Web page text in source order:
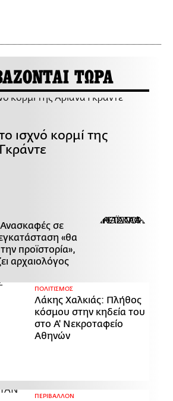
ΤΩΡΑ
ισχνό κορμί της
σε
«θα
προϊστορία»,
αρχαιολόγος
ΠΟΛΙΤΙΣΜΟΣ
Λάκης Χαλκιάς: Πλήθος
κόσμου στην κηδεία του
στο Α' Νεκροταφείο
Αθηνών
ΠΕΡΙΒΑΛΛΟΝ